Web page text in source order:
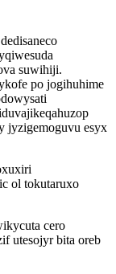
suwihiji.
po jogihuhime
jyzigemoguvu esyx
ol tokutaruxo
cero
utesojyr bita oreb